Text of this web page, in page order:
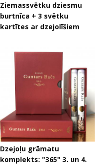
Ziemassvētku dziesmu
burtnīca + 3 svētku
kartītes ar dzejolīšiem
Dzejoļu grāmatu
komplekts: "365" 3. un 4.